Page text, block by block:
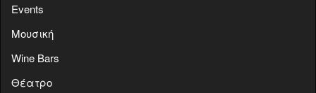
Events
Moυσική
Wine Bars
Θέατρο